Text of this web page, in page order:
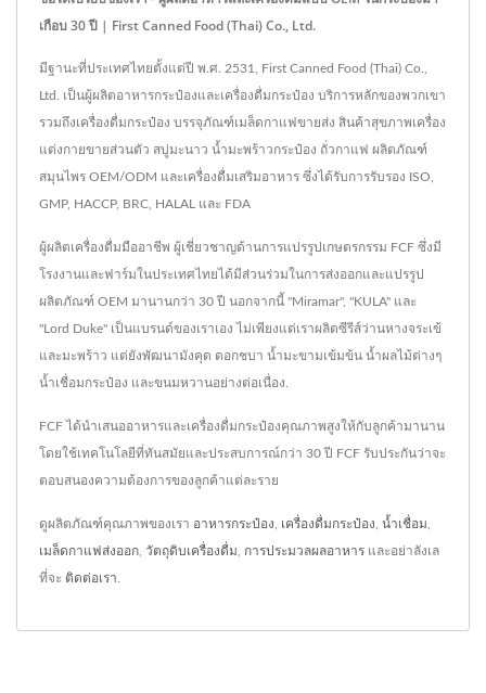
เกือบ 30 ปี | First Canned Food (Thai) Co., Ltd.
มีฐานะที่ประเทศไทยตั้งแต่ปี พ.ศ. 2531, First Canned Food (Thai) Co.,
Ltd. เป็นผู้ผลิตอาหารกระป๋องและเครื่องดื่มกระป๋อง บริการหลักของพวกเขา
รวมถึงเครื่องดื่มกระป๋อง บรรจุภัณฑ์เมล็ดกาแฟขายส่ง สินค้าสุขภาพเครื่อง
แต่งกายขายส่วนตัว สบู่มะนาว น้ำมะพร้าวกระป๋อง ถั่วกาแฟ ผลิตภัณฑ์
สมุนไพร OEM/ODM และเครื่องดื่มเสริมอาหาร ซึ่งได้รับการรับรอง ISO,
GMP, HACCP, BRC, HALAL และ FDA
ผู้ผลิตเครื่องดื่มมืออาชีพ ผู้เชี่ยวชาญด้านการแปรรูปเกษตรกรรม FCF ซึ่งมี
โรงงานและฟาร์มในประเทศไทยได้มีส่วนร่วมในการส่งออกและแปรรูป
ผลิตภัณฑ์ OEM มานานกว่า 30 ปี นอกจากนี้ "Miramar", "KULA" และ
"Lord Duke" เป็นแบรนด์ของเราเอง ไม่เพียงแต่เราผลิตซีรีส์ว่านหางจระเข้
และมะพร้าว แต่ยังพัฒนามังคุด ดอกชบา น้ำมะขามเข้มข้น น้ำผลไม้ต่างๆ
น้ำเชื่อมกระป๋อง และขนมหวานอย่างต่อเนื่อง.
FCF ได้นำเสนออาหารและเครื่องดื่มกระป๋องคุณภาพสูงให้กับลูกค้ามานาน
โดยใช้เทคโนโลยีที่ทันสมัยและประสบการณ์กว่า 30 ปี FCF รับประกันว่าจะ
ตอบสนองความต้องการของลูกค้าแต่ละราย
ดูผลิตภัณฑ์คุณภาพของเรา อาหารกระป๋อง เครื่องดื่มกระป๋อง น้ำเชื่อม
เมล็ดกาแฟส่งออก วัตถุดิบเครื่องดื่ม การประมวลผลอาหาร และอย่าลังเล
ที่จะ ติดต่อเรา